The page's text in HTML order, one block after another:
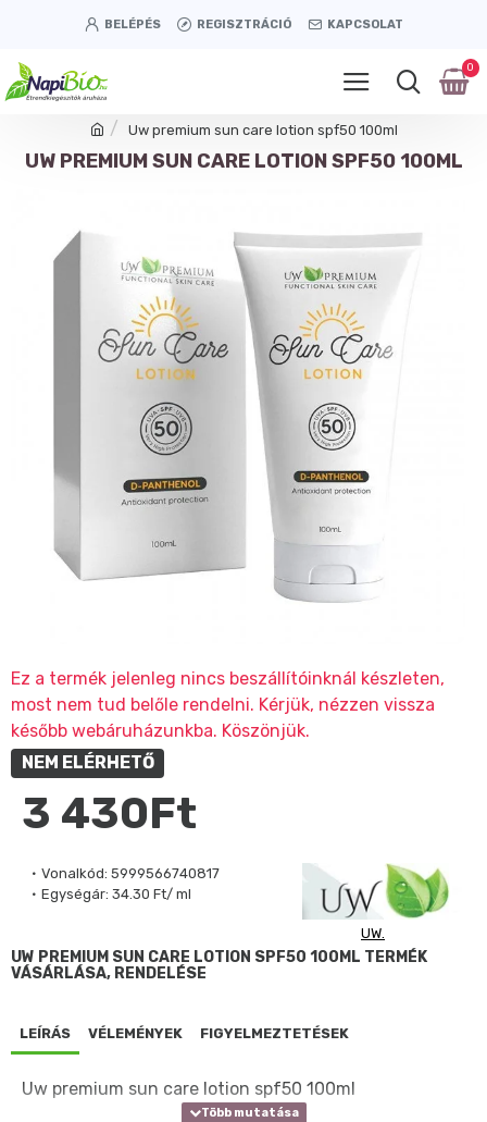
BELÉPÉS REGISZTRÁCIÓ KAPCSOLAT
0
Uw premium sun care lotion spf50 100ml
UW PREMIUM SUN CARE LOTION SPF50 100ML
Ez a termék jelenleg nincs beszállítóinknál készleten,
most nem tud belőle rendelni. Kérjük, nézzen vissza
később webáruházunkba. Köszönjük.
Vonalkód: 5999566740817
Egységár: 34.30 Ft/ ml
UW.
NEM ELÉRHETŐ
3 430Ft
UW PREMIUM SUN CARE LOTION SPF50 100ML TERMÉK
VÁSÁRLÁSA, RENDELÉSE
LEÍRÁS VÉLEMÉNYEK FIGYELMEZTETÉSEK
Uw premium sun care lotion spf50 100ml